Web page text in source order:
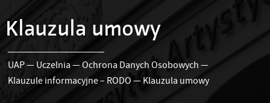
Klauzula umowy
UAP— Uczelnia —Ochrona Danych Osobowych —
Klauzule informacyjne – RODO — Klauzula umowy